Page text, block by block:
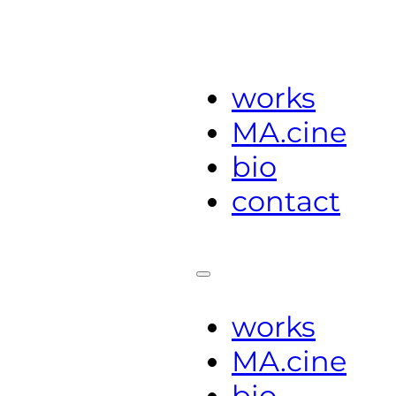
works
MA.cine
bio
contact
works
MA.cine